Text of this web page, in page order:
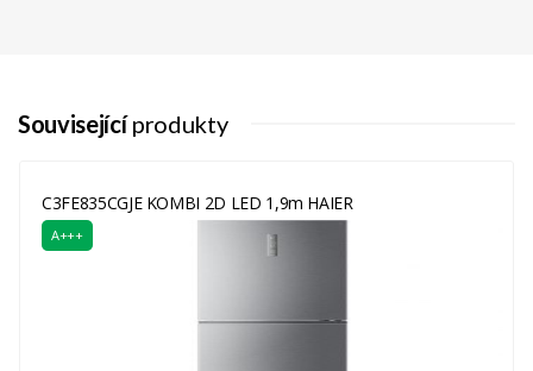
Související produkty
C3FE835CGJE KOMBI 2D LED 1,9m HAIER
A+++